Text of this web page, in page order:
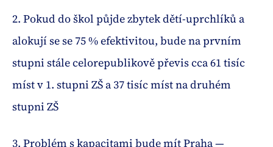
2. Pokud do škol půjde zbytek dětí-uprchlíků a
alokují se se 75 % efektivitou, bude na prvním
stupni stále celorepublikově převis cca 61 tisíc
míst v 1. stupni ZŠ a 37 tisíc míst na druhém
stupni ZŠ
3. Problém s kapacitami bude mít Praha —